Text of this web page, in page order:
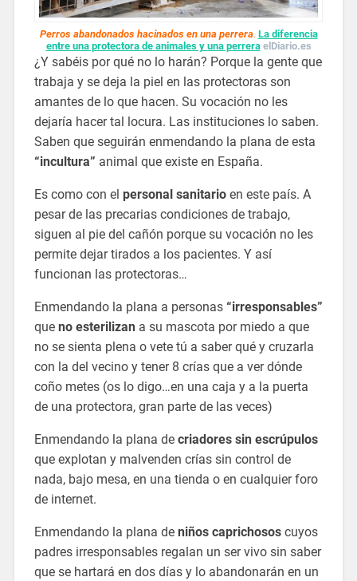
Perros abandonados hacinados en una perrera. La diferencia
entre una protectora de animales y una perrera elDiario.es
¿Y sabéis por qué no lo harán? Porque la gente que
trabaja y se deja la piel en las protectoras son
amantes de lo que hacen. Su vocación no les
dejaría hacer tal locura. Las instituciones lo saben.
Saben que seguirán enmendando la plana de esta
“incultura” animal que existe en España.
Es como con el personal sanitarioen este país. A
pesar de las precarias condiciones de trabajo,
siguen al pie del cañón porque su vocación no les
permite dejar tirados a los pacientes. Y así
funcionan las protectoras…
Enmendando la plana a personas “irresponsables”
que no esterilizana su mascota por miedo a que
no se sienta plena o vete tú a saber qué y cruzarla
con la del vecino y tener 8 crías que a ver dónde
coño metes (os lo digo…en una caja y a la puerta
de una protectora, gran parte de las veces)
Enmendando la plana de criadores sin escrúpulos
que explotan y malvenden crías sin control de
nada, bajo mesa, en una tienda o en cualquier foro
de internet.
Enmendando la plana de niños caprichososcuyos
padres irresponsables regalan un ser vivo sin saber
que se hartará en dos días y lo abandonarán en un